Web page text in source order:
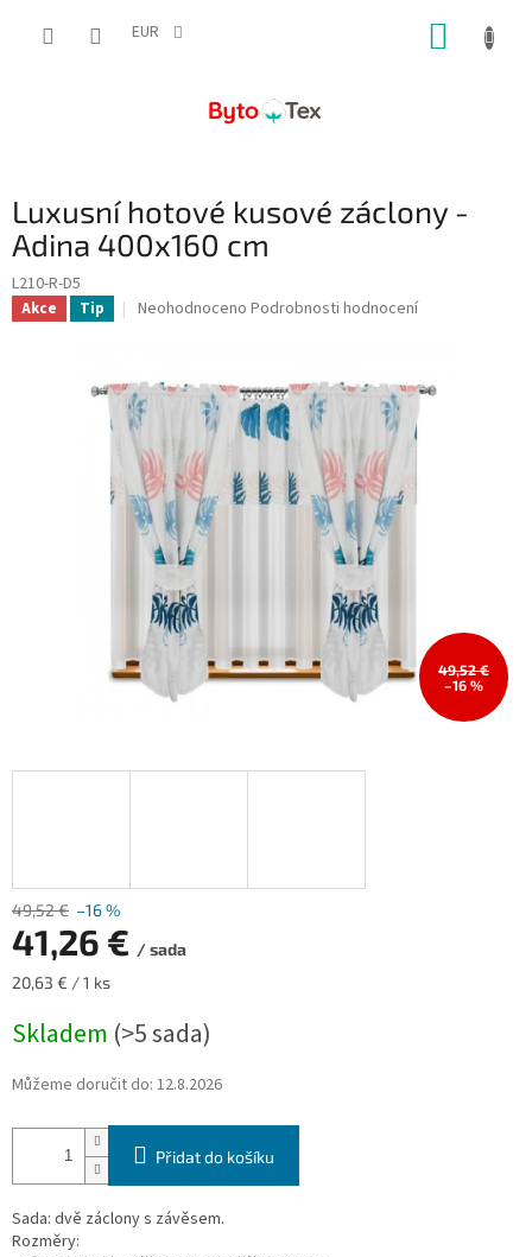
EUR
Luxusní hotové kusové záclony -
Adina 400x160 cm
L210-R-D5
Akce Tip
Průměrné
0,0
z
5
hvězdiček.
Neohodnoceno Podrobnosti hodnocení
49,52 €
–16 %
49,52 € –16 %
41,26 € / sada
Měrná
20,63 € / 1 ks
Skladem (>5 sada)
Můžeme doručit do: 12.8.2026
Přidat do košíku
Sada: dvě záclony s závěsem.
Rozměry: